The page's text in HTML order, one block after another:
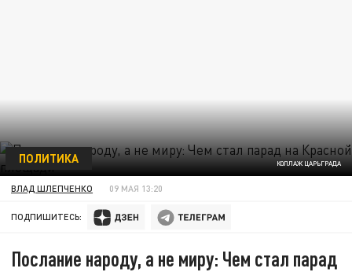
КОЛЛАЖ ЦАРЬГРАДА
ПОЛИТИКА
ВЛАД ШЛЕПЧЕНКО 09 МАЯ 13:20
ПОДПИШИТЕСЬ:
Послание народу, а не миру: Чем стал парад